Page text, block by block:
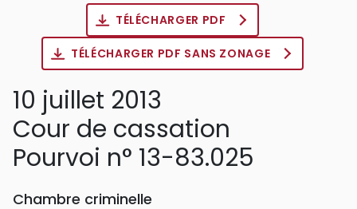
TÉLÉCHARGER PDF
TÉLÉCHARGER PDF SANS ZONAGE
10 juillet 2013
Cour de cassation
Pourvoi n° 13-83.025
Chambre criminelle